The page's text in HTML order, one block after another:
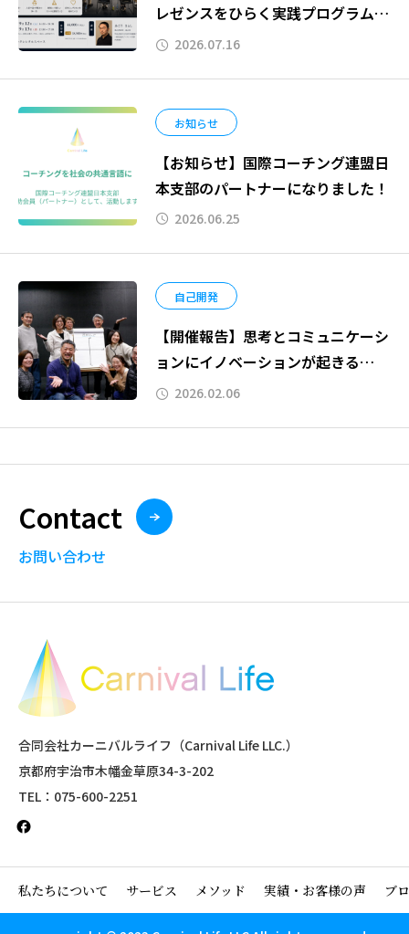
レゼンスをひらく実践プログラム
〈基礎コース〉in東京を開催しま
2026.07.16
お知らせ
【お知らせ】国際コーチング連盟日
本支部のパートナーになりました！
2026.06.25
自己開発
【開催報告】思考とコミュニケーシ
ョンにイノベーションが起きる
「プレゼンスをひらく実践プログラ
2026.02.06
Contact
お問い合わせ
合同会社カーニバルライフ（Carnival Life LLC.）
京都府宇治市木幡金草原34-3-202
TEL：075-600-2251
私たちについて サービス メソッド 実績・お客様の声 ブ